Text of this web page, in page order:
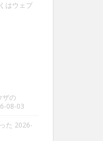
は ウェブ
ザの
08-03
た 2026-